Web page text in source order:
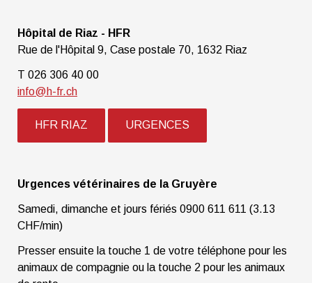
Hôpital de Riaz - HFR
Rue de l'Hôpital 9, Case postale 70, 1632 Riaz
T 026 306 40 00
info@h-fr.ch
HFR RIAZ URGENCES
Urgences vétérinaires de la Gruyère
Samedi, dimanche et jours fériés 0900 611 611 (3.13
CHF/min)
Presser ensuite la touche 1 de votre téléphone pour les
animaux de compagnie ou la touche 2 pour les animaux